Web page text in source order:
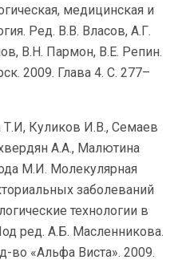
медицинская и
Ред. В.В. Власов, А.Г.
В.Н. Пармон, В.Е. Репин.
2009. Глава 4. С. 277–
Куликов И.В., Семаев
А.А., Малютина
М.И. Молекулярная
заболеваний
технологии в
ред. А.Б. Масленникова.
во «Альфа Виста». 2009.